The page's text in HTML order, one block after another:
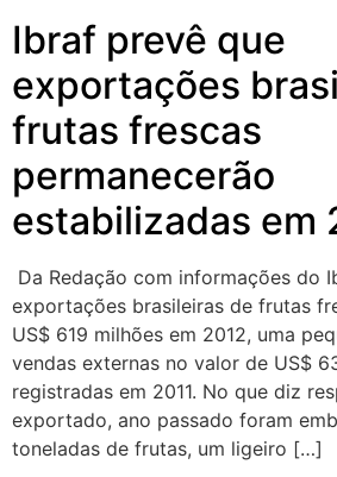
Ibraf prevê que
exportações
frutas frescas
permanecerão
estabilizadas em
Da Redação com informações do
exportações brasileiras de frutas
US$ 619 milhões em 2012, uma
vendas externas no valor de US$
registradas em 2011. No que diz
exportado, ano passado foram
toneladas de frutas, um ligeiro […]